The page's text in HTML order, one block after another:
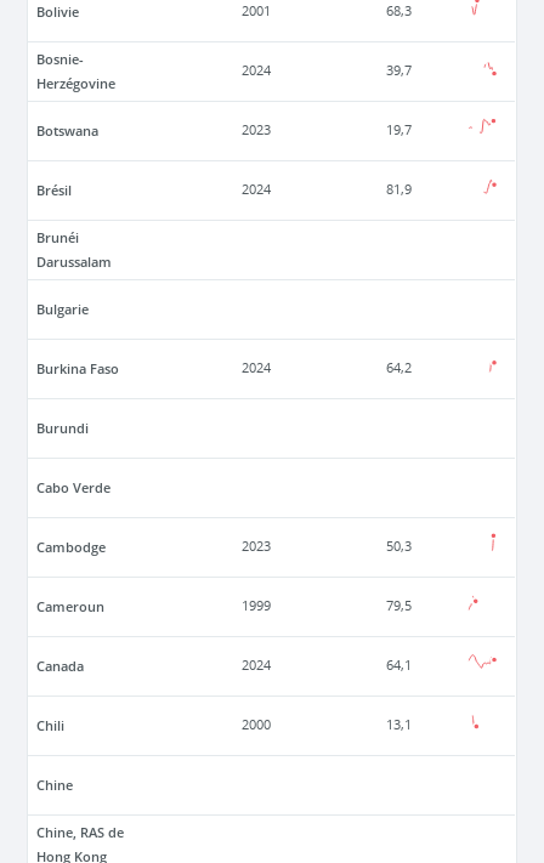
Bolivie 2001 68,3
Bosnie-
Herzégovine
2024 39,7
Botswana 2023 19,7
Brésil 2024 81,9
Brunéi
Darussalam
Bulgarie
Burkina Faso 2024 64,2
Burundi
Cabo Verde
Cambodge 2023 50,3
Cameroun 1999 79,5
Canada 2024 64,1
Chili 2000 13,1
Chine
Chine, RAS de
Hong Kong